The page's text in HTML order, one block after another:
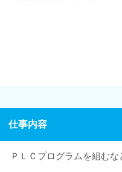
仕事内容
ＰＬＣプログラムを組むな